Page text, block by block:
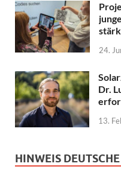
24.
Dr.
13.
HINWEIS